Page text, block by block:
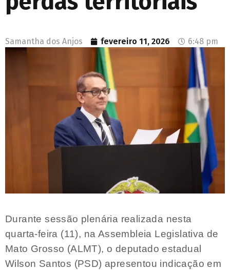
Samantha dos Anjos fevereiro 11, 2026 6:48 pm
Durante sessão plenária realizada nesta
quarta-feira (11), na Assembleia Legislativa de
Mato Grosso (ALMT), o deputado estadual
Wilson Santos (PSD) apresentou indicação em